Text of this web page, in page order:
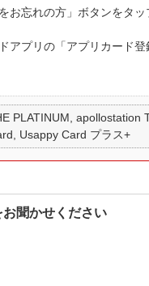
お忘れの方」ボタンをタ
アプリの「アプリカード
PLATINUM, apollostation
Usappy Card プラス+
聞かせください